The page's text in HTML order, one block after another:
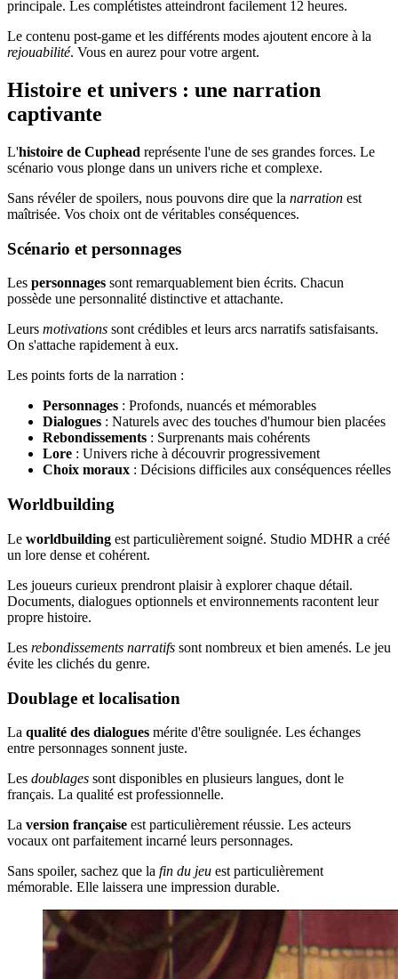
principale. Les complétistes atteindront facilement 12 heures.
Le contenu post-game et les différents modes ajoutent encore à la
rejouabilité. Vous en aurez pour votre argent.
Histoire et univers : une narration
captivante
L'histoire de Cuphead représente l'une de ses grandes forces. Le
scénario vous plonge dans un univers riche et complexe.
Sans révéler de spoilers, nous pouvons dire que la narration est
maîtrisée. Vos choix ont de véritables conséquences.
Scénario et personnages
Les personnages sont remarquablement bien écrits. Chacun
possède une personnalité distinctive et attachante.
Leurs motivations sont crédibles et leurs arcs narratifs satisfaisants.
On s'attache rapidement à eux.
Les points forts de la narration :
Personnages : Profonds, nuancés et mémorables
Dialogues : Naturels avec des touches d'humour bien placées
Rebondissements : Surprenants mais cohérents
Lore : Univers riche à découvrir progressivement
Choix moraux : Décisions difficiles aux conséquences réelles
Worldbuilding
Le worldbuilding est particulièrement soigné. Studio MDHR a créé
un lore dense et cohérent.
Les joueurs curieux prendront plaisir à explorer chaque détail.
Documents, dialogues optionnels et environnements racontent leur
propre histoire.
Les rebondissements narratifs sont nombreux et bien amenés. Le jeu
évite les clichés du genre.
Doublage et localisation
La qualité des dialogues mérite d'être soulignée. Les échanges
entre personnages sonnent juste.
Les doublages sont disponibles en plusieurs langues, dont le
français. La qualité est professionnelle.
La version française est particulièrement réussie. Les acteurs
vocaux ont parfaitement incarné leurs personnages.
Sans spoiler, sachez que la fin du jeu est particulièrement
mémorable. Elle laissera une impression durable.